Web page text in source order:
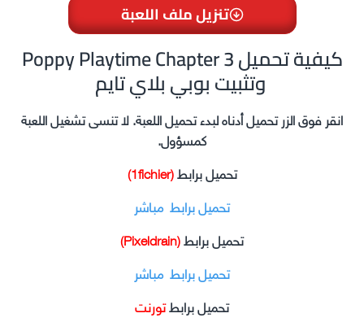
تنزيل ملف اللعبة
Poppy Playtime Chapter 3 كيفية تحميل
انقر فوق الزر تحميل أدناه لبدء تحميل اللعبة. لا تنسى تشغيل اللعبة
كمسؤول.
تحميل برابط(1fichier)
تحميل برابط مباشر
تحميل برابط(Pixeldrain)
تحميل برابط مباشر
تحميل برابطتورنت